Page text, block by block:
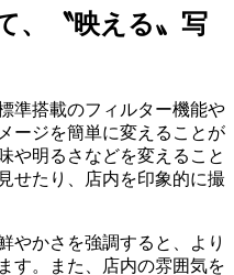
、〝映える〟写
準搭載のフィルター機能や
ージを簡単に変えることが
や明るさなどを変えること
せたり、店内を印象的に撮
やかさを強調すると、より
す。また、店内の雰囲気を